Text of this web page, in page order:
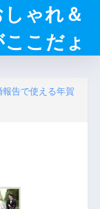
ゃれ＆
こだょ
告で使える年賀